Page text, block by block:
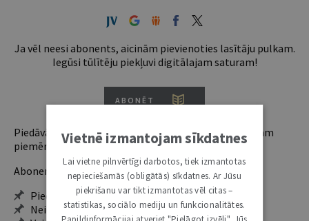
Ja vēl neesi abonents, aicinām pievienoties lasītāju pulkam.
Iegūsi tūlītēju piekļuvi digitālajam saturam!
ABONĒT
Piedāvājam trīs abonementu veidus. Vienam lietotājam
piemērotākais ir "Mazais" (3, 6 un 12 mēnešiem).
Abonentu ieguvumi:
Pieeja jaunākajam izdevumam
Neierobežota pieeja arhīvam – 24 h/7 d.
Vietnē izmantojam sīkdatnes
Lai vietne pilnvērtīgi darbotos, tiek izmantotas
nepieciešamās (obligātās) sīkdatnes. Ar Jūsu
piekrišanu var tikt izmantotas vēl citas –
statistikas, sociālo mediju un funkcionalitātes.